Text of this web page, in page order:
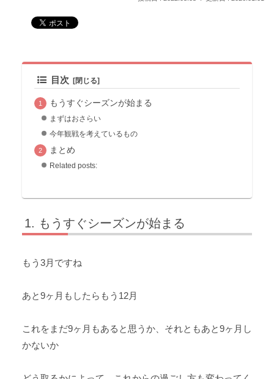
目次
もうすぐシーズンが始まる
まずはおさらい
今年観戦を考えているもの
まとめ
Related posts:
もうすぐシーズンが始まる
もう3月ですね
あと9ヶ月もしたらもう12月
これをまだ9ヶ月もあると思うか、それともあと9ヶ月し
かないか